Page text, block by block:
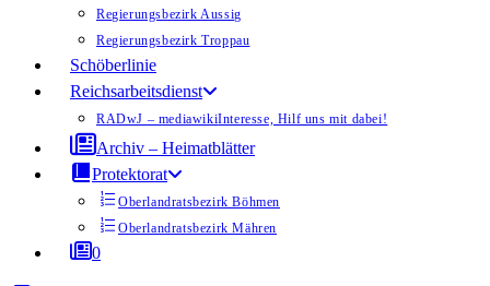
Regierungsbezirk Aussig
Regierungsbezirk Troppau
Schöberlinie
Reichsarbeitsdienst
RADwJ – mediawikiInteresse, Hilf uns mit dabei!
Archiv – Heimatblätter
Protektorat
Oberlandratsbezirk Böhmen
Oberlandratsbezirk Mähren
0